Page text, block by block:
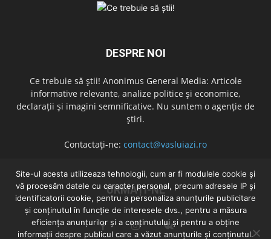
DESPRE NOI
Ce trebuie să știi! Anonimus General Media: Articole
informative relevante, analize politice și economice,
declarații și imagini semnificative. Nu suntem o agenție de
știri.
Contactați-ne: contact@vasluiazi.ro
URMAȚI-NE
Site-ul acesta utilizeaza tehnologii, cum ar fi modulele cookie și
vă procesăm datele cu caracter personal, precum adresele IP și
identificatorii cookie, pentru a personaliza anunțurile publicitare
și conținutul în funcție de interesele dvs., pentru a măsura
eficiența anunțurilor și a conținutului și pentru a obține
informații despre publicul care a văzut anunțurile și conținutul.